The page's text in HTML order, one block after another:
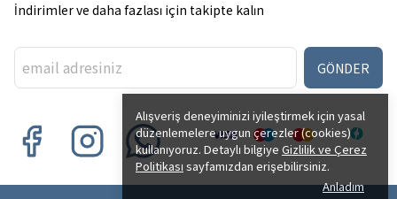
Alışveriş deneyiminizi iyileştirmek için yasal
düzenlemelere uygun çerezler (cookies)
kullanıyoruz. Detaylı bilgiye Gizlilik ve Çerez
Politikası sayfamızdan erişebilirsiniz.
Anladım
İndirimler ve daha fazlası için takipte kalın
GÖNDER